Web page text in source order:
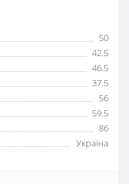
50
42.5
46.5
37.5
56
59.5
86
Україна